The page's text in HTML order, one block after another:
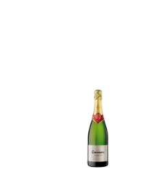
Brut é produzido
em um espumante
vida e aos momentos que